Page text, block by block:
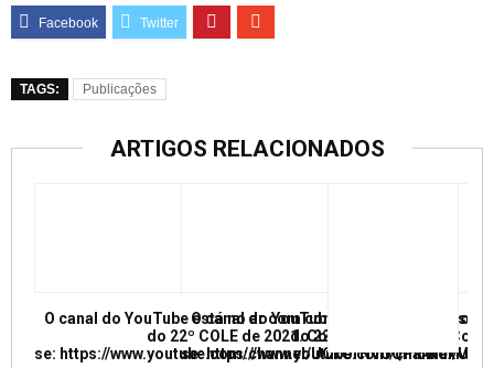
TAGS: Publicações
ARTIGOS RELACIONADOS
O canal do YouTube está no ar com conferências e mesas
do 22º COLE de 2021. Confira e inscreva
se: https://www.youtube.com/channel/
O canal do YouTube está no ar com
do 22º COLE de 2021.
se: https://www.youtube.com/channel/